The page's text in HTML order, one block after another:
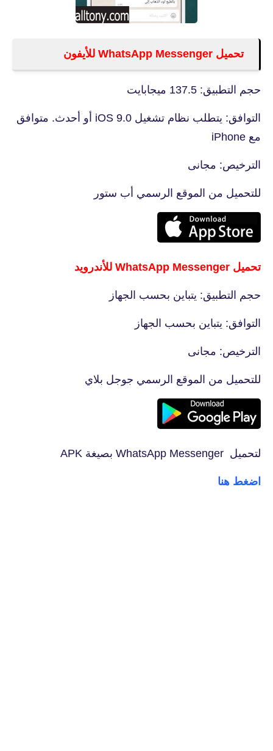
تحميل WhatsApp Messenger للأيفون
حجم التطبيق: 137.5 ميجابايت
التوافق: يتطلب نظام تشغيل iOS 9.0 أو أحدث. متوافق
مع iPhone
الترخيص: مجانى
للتحميل من الموقع الرسمي أب ستور
تحميل WhatsApp Messenger للأندرويد
حجم التطبيق: يتباين بحسب الجهاز
التوافق: يتباين بحسب الجهاز
الترخيص: مجانى
للتحميل من الموقع الرسمي جوجل بلاي
لتحميل WhatsApp Messenger بصيغة APK
اضغط هنا